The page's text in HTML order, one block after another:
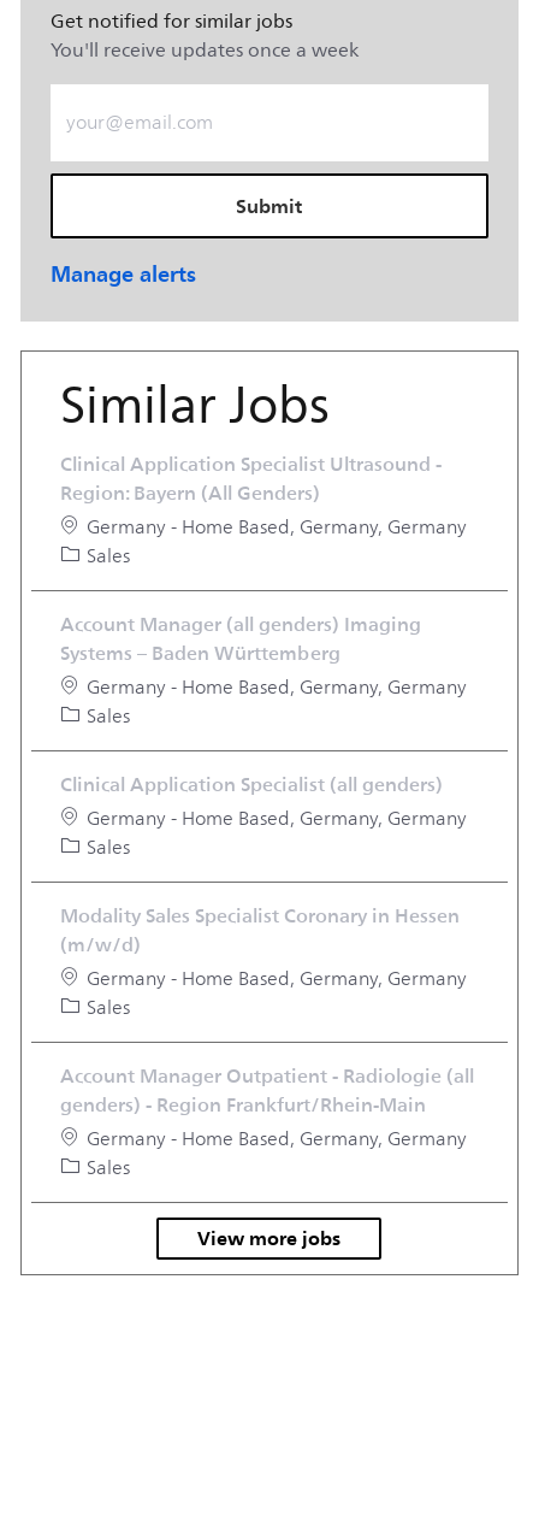
Get notified for similar jobs
You'll receive updates once a week
Enter Email address (Required)
Submit
Manage alerts
Similar Jobs
Clinical Application Specialist Ultrasound -
Region: Bayern (All Genders)
Location
Germany - Home Based, Germany, Germany
Category
Sales
Account Manager (all genders) Imaging
Systems – Baden Württemberg
Location
Germany - Home Based, Germany, Germany
Category
Sales
Clinical Application Specialist (all genders)
Location
Germany - Home Based, Germany, Germany
Category
Sales
Modality Sales Specialist Coronary in Hessen
(m/w/d)
Location
Germany - Home Based, Germany, Germany
Category
Sales
Account Manager Outpatient - Radiologie (all
genders) - Region Frankfurt/Rhein-Main
Location
Germany - Home Based, Germany, Germany
Category
Sales
View more jobs